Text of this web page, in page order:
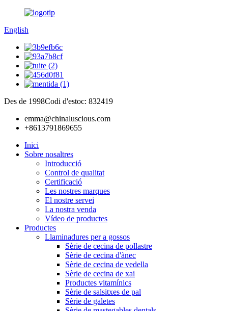
English
Des de 1998Codi d'estoc: 832419
emma@chinaluscious.com
+8613791869655
Inici
Sobre nosaltres
Introducció
Control de qualitat
Certificació
Les nostres marques
El nostre servei
La nostra venda
Vídeo de productes
Productes
Llaminadures per a gossos
Sèrie de cecina de pollastre
Sèrie de cecina d'ànec
Sèrie de cecina de vedella
Sèrie de cecina de xai
Productes vitamínics
Sèrie de salsitxes de pal
Sèrie de galetes